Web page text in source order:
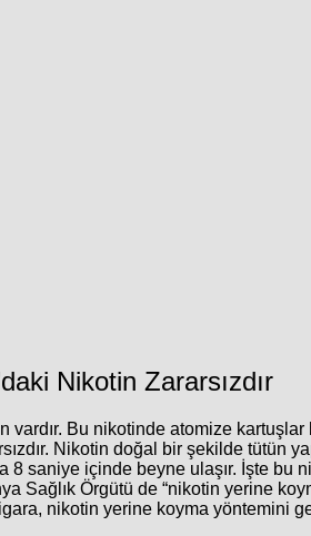
Nikotin Zararsızdır
vardır. Bu nikotinde atomize
Nikotin doğal bir şekilde tütün
8 saniye içinde beyne ulaşır. İşte
Sağlık Örgütü de “nikotin yerine
nikotin yerine koyma yöntemini